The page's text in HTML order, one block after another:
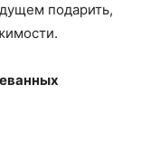
подарить,